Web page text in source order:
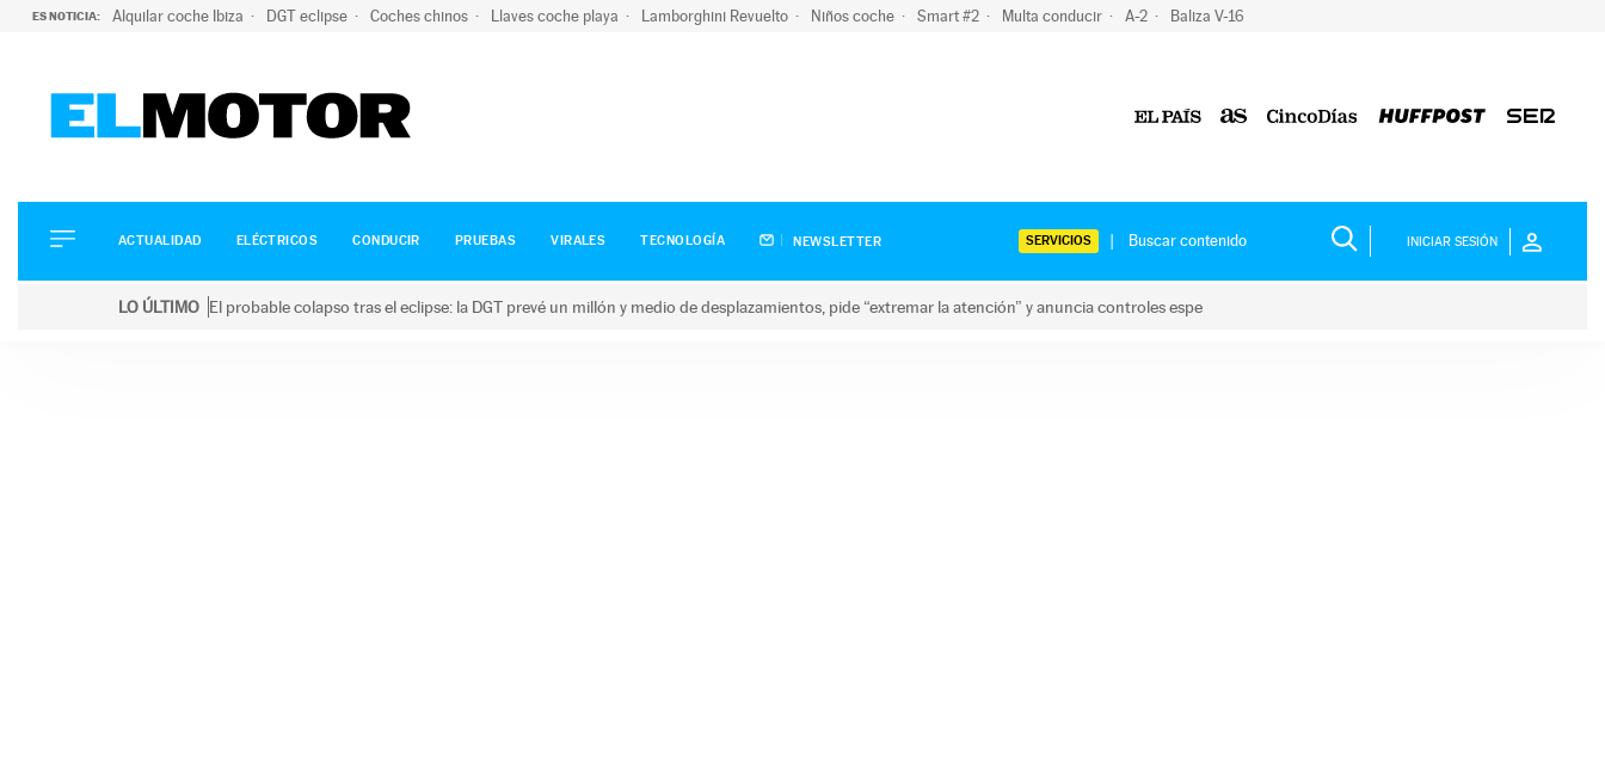
ES NOTICIA: Alquilar coche Ibiza DGT eclipse Coches chinos Llaves coche playa Lamborghini Revuelto Niños coche Smart #2 Multa conducir A-2 Baliza V-16
ELÉCTRICOS
CONDUCIR
ACTUALIDAD ELÉCTRICOS CONDUCIR PRUEBAS VIRALES TECNOLOGÍA NEWSLETTER SERVICIOS INICIAR SESIÓN
LO ÚLTIMO El probable colapso tras el eclipse: la DGT prevé un millón y medio de desplazamientos, pide “extremar la atención” y anuncia controles espe